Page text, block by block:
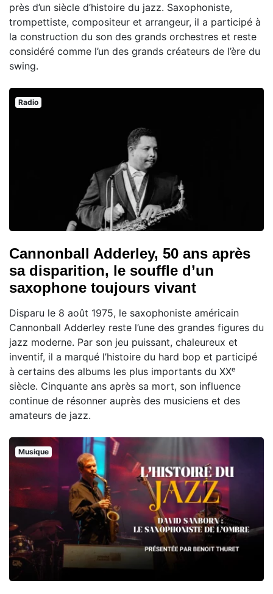
près d’un siècle d’histoire du jazz. Saxophoniste,
trompettiste, compositeur et arrangeur, il a participé à
la construction du son des grands orchestres et reste
considéré comme l’un des grands créateurs de l’ère du
swing.
Radio
Cannonball Adderley, 50 ans après
sa disparition, le souffle d’un
saxophone toujours vivant
Disparu le 8 août 1975, le saxophoniste américain
Cannonball Adderley reste l’une des grandes figures du
jazz moderne. Par son jeu puissant, chaleureux et
inventif, il a marqué l’histoire du hard bop et participé
à certains des albums les plus importants du XXᵉ
siècle. Cinquante ans après sa mort, son influence
continue de résonner auprès des musiciens et des
amateurs de jazz.
Musique